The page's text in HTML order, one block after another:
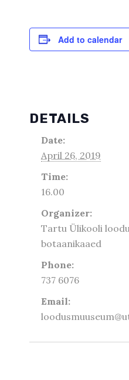
Add to calendar
DETAILS
Date:
April 26, 2019
Time:
16.00
Organizer:
Tartu Ülikooli
botaanikaaed
Phone:
737 6076
Email: